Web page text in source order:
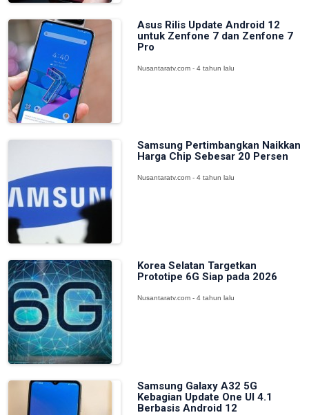
Asus Rilis Update Android 12
untuk Zenfone 7 dan Zenfone 7
Pro
Nusantaratv.com - 4 tahun lalu
Samsung Pertimbangkan Naikkan
Harga Chip Sebesar 20 Persen
Nusantaratv.com - 4 tahun lalu
Korea Selatan Targetkan
Prototipe 6G Siap pada 2026
Nusantaratv.com - 4 tahun lalu
Samsung Galaxy A32 5G
Kebagian Update One UI 4.1
Berbasis Android 12